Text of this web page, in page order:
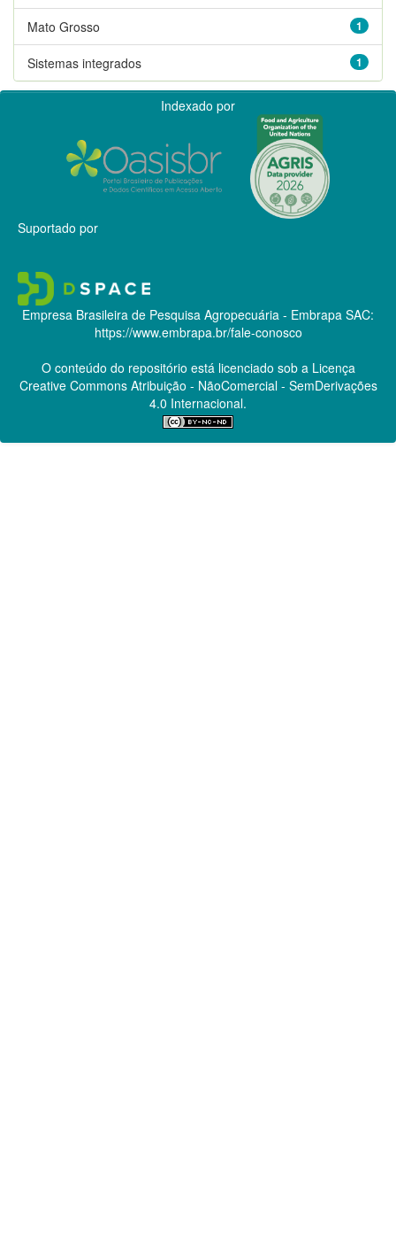
1
Mato Grosso
1
Sistemas integrados
Indexado por
Suportado por
Empresa Brasileira de Pesquisa Agropecuária - Embrapa SAC:
https://www.embrapa.br/fale-conosco
O conteúdo do repositório está licenciado sob a Licença
Creative CommonsAtribuição - NãoComercial - SemDerivações
4.0 Internacional.